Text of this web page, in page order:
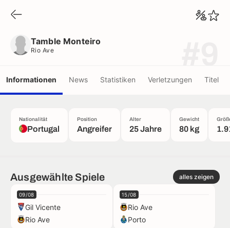
Tamble Monteiro
Rio Ave
Informationen News Statistiken Verletzungen Titel
Nationalität
Portugal
Position
Angreifer
Alter
25 Jahre
Gewicht
80 kg
Ausgewählte Spiele alles zeigen
09/08
Gil Vicente
Rio Ave
15/08
Rio Ave
Porto